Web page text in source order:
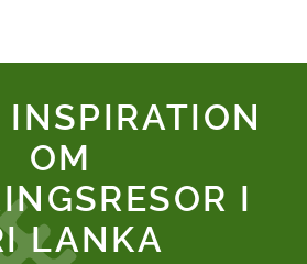
INSPIRATION
OM
I
LANKA